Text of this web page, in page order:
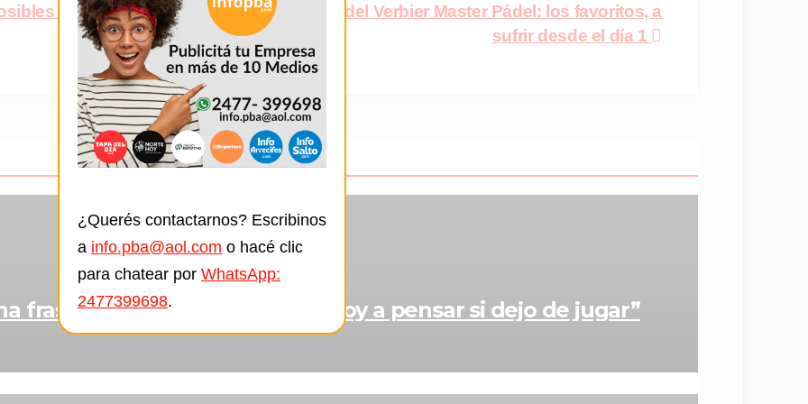
Ya está el cuadro del Verbier Master Pádel: los favoritos, a
sufrir desde el día 1
rivales y cruces
frase que sacudió al fútbol: “Voy a pensar si dejo de jugar”
¿Querés contactarnos? Escribinos
a info.pba@aol.com o hacé clic
para chatear por WhatsApp:
2477399698.